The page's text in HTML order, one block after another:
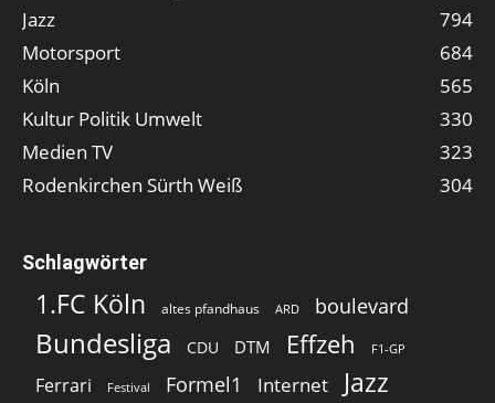
Jazz
794
Motorsport
684
Köln
565
Kultur Politik Umwelt
330
Medien TV
323
Rodenkirchen Sürth Weiß
304
Schlagwörter
1.FC Köln altes pfandhaus ARD boulevard
Bundesliga CDU DTM Effzeh F1-GP
Ferrari Festival Formel1 Internet Jazz